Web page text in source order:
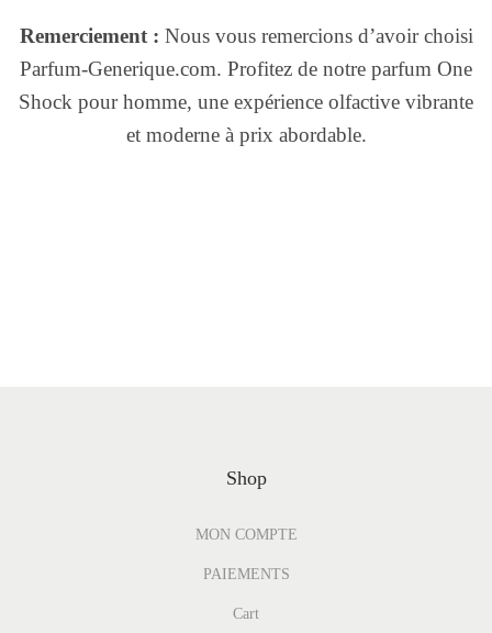
Remerciement : Nous vous remercions d’avoir choisi
Parfum-Generique.com. Profitez de notre parfum One
Shock pour homme, une expérience olfactive vibrante
et moderne à prix abordable.
Shop
MON COMPTE
PAIEMENTS
Cart